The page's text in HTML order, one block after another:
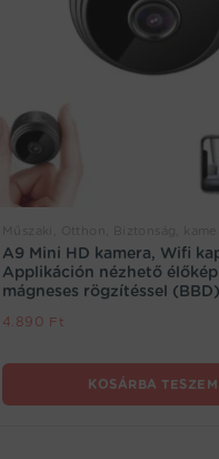
A9 Mini HD kamera, Wifi
Applikáción nézhető
mágneses rögzítéssel (BBD)
4.890 Ft
KOSÁRBA TESZEM